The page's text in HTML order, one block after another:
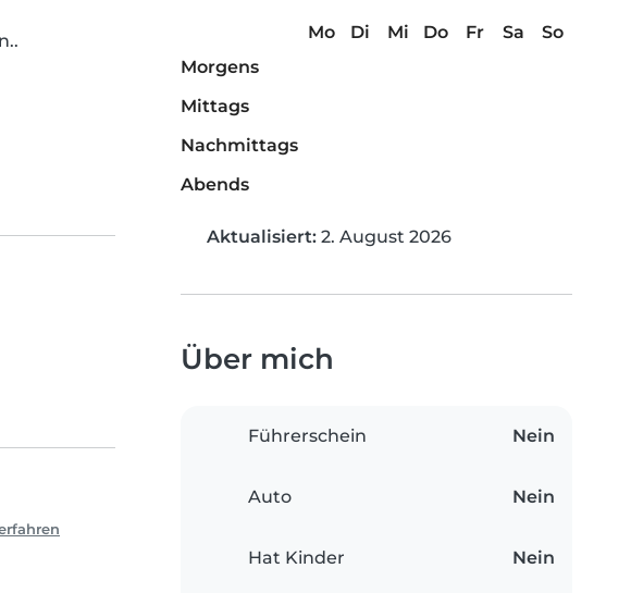
Mo Di Mi Do Fr Sa
So
Morgens
Mittags
Nachmittags
Abends
Aktualisiert: 2. August 2026
Über mich
Führerschein Nein
Auto Nein
Hat Kinder Nein